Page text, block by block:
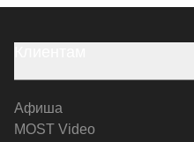
Афиша
MOST Video